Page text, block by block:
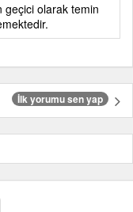
geçici olarak temin
İlk yorumu sen yap